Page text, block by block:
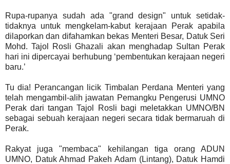
Rupa-rupanya sudah ada "grand design" untuk setidak-
tidaknya untuk mengkelam-kabut kerajaan Perak apabila
dilaporkan dan difahamkan bekas Menteri Besar, Datuk Seri
Mohd. Tajol Rosli Ghazali akan menghadap Sultan Perak
hari ini dipercayai berhubung ‘pembentukan kerajaan negeri
baru.’
Tu dia! Perancangan licik Timbalan Perdana Menteri yang
telah mengambil-alih jawatan Pemangku Pengerusi UMNO
Perak dari tangan Tajol Rosli bagi meletakkan UMNO/BN
sebagai sebuah kerajaan negeri secara tidak bermaruah di
Perak.
Rakyat juga "membaca" kehilangan tiga orang ADUN
UMNO, Datuk Ahmad Pakeh Adam (Lintang), Datuk Hamdi